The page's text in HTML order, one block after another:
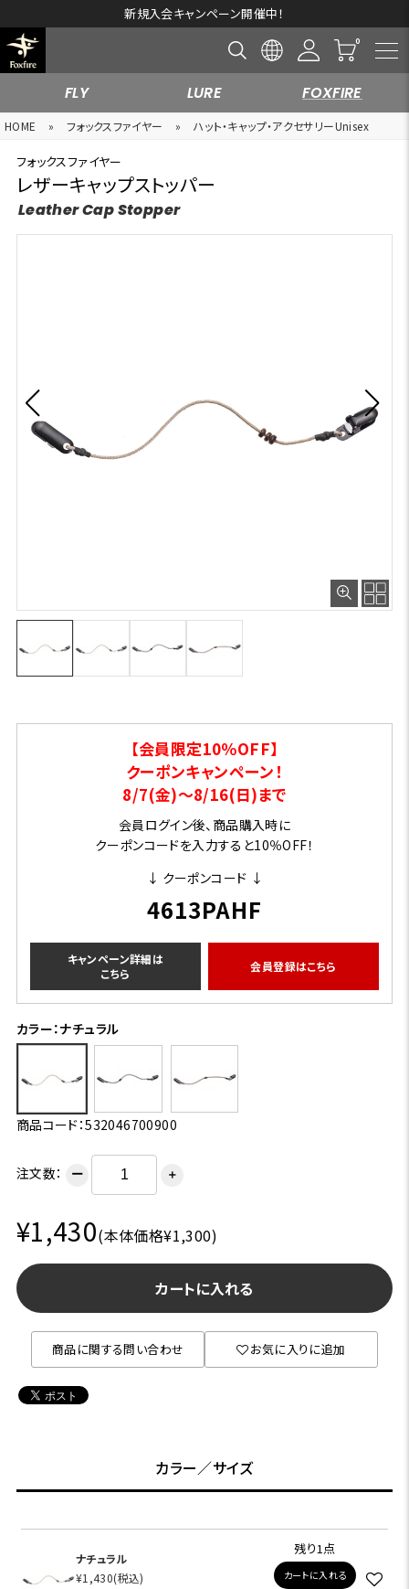
新規入会キャンペーン開催中！
FLY LURE FOXFIRE
HOME » フォックスファイヤー » ハット・キャップ・アクセサリーUnisex
フォックスファイヤー
レザーキャップストッパー
Leather Cap Stopper
【会員限定10％OFF】
クーポンキャンペーン！
8/7(金)～8/16(日)まで
会員ログイン後、商品購入時に
クーポンコードを入力すると10％OFF！
↓ クーポンコード ↓
4613PAHF
キャンペーン詳細は
こちら
会員登録はこちら
カラー：ナチュラル
商品コード：532046700900
注文数： ー ＋
¥1,430(本体価格¥1,300)
カートに入れる
商品に関する問い合わせ お気に入りに追加
カラー／サイズ
ナチュラル
¥1,430(税込)
残り1点
カートに入れる